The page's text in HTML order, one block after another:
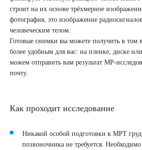
ЗАКАЗАТЬ ЗВОНОК
строит на их основе трёхмерное
фотография, это изображение
человеческим телом.
Готовые снимки вы можете получить в том
более удобным для вас: на пленке, диске
можем отправить вам результат МР-
почту.
Как проходит исследование
Никакой особой подготовки к МРТ
позвоночника не требуется. Необходимо